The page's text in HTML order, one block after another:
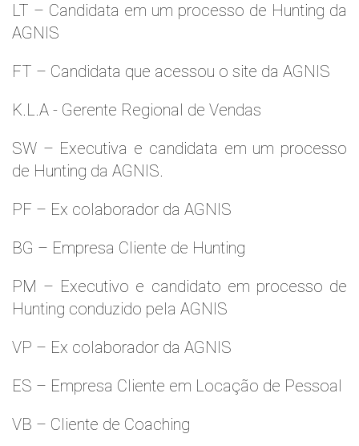
LT – Candidata em um processo de Hunting da
AGNIS
FT – Candidata que acessou o site da AGNIS
K.L.A - Gerente Regional de Vendas
SW – Executiva e candidata em um processo
de Hunting da AGNIS.
PF – Ex colaborador da AGNIS
BG – Empresa Cliente de Hunting
PM – Executivo e candidato em processo de
Hunting conduzido pela AGNIS
VP – Ex colaborador da AGNIS
ES – Empresa Cliente em Locação de Pessoal
VB – Cliente de Coaching